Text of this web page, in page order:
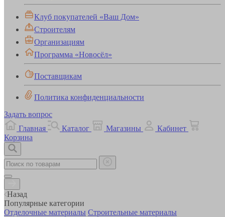
Клуб покупателей «Ваш Дом»
Строителям
Организациям
Программа «Новосёл»
Поставщикам
Политика конфиденциальности
Задать вопрос
Главная
Каталог Магазины
Кабинет
Корзина
Назад
Популярные категории
Отделочные материалы Строительные материалы